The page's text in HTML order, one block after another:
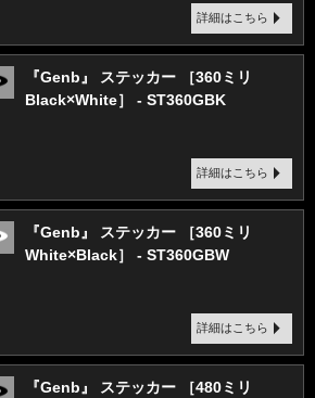
詳細はこちら
『Genb』 ステッカー ［360ミリ
Black×White］ - ST360GBK
詳細はこちら
『Genb』 ステッカー ［360ミリ
White×Black］ - ST360GBW
詳細はこちら
『Genb』 ステッカー ［480ミリ